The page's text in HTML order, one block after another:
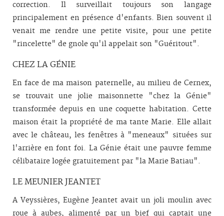
correction. Il surveillait toujours son langage
principalement en présence d'enfants. Bien souvent il
venait me rendre une petite visite, pour une petite
"rincelette" de gnole qu'il appelait son "Guéritout".
CHEZ LA GÉNIE
En face de ma maison paternelle, au milieu de Cernex,
se trouvait une jolie maisonnette "chez la Génie"
transformée depuis en une coquette habitation. Cette
maison était la propriété de ma tante Marie. Elle allait
avec le château, les fenêtres à "meneaux" situées sur
l'arrière en font foi. La Génie était une pauvre femme
célibataire logée gratuitement par "la Marie Batiau".
LE MEUNIER JEANTET
A Veyssières, Eugène Jeantet avait un joli moulin avec
roue à aubes, alimenté par un bief qui captait une